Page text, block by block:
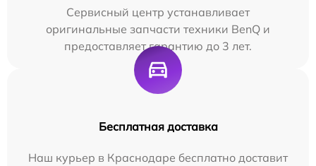
Сервисный центр устанавливает
оригинальные запчасти техники BenQ и
предоставляет гарантию до 3 лет.
Бесплатная доставка
Наш курьер в Краснодаре бесплатно доставит